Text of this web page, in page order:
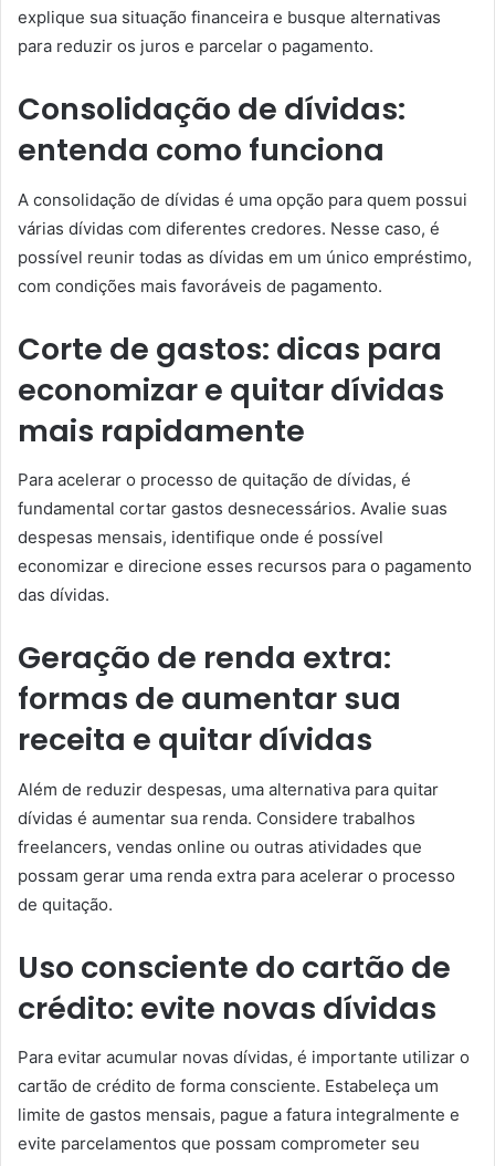
explique sua situação financeira e busque alternativas
para reduzir os juros e parcelar o pagamento.
Consolidação de dívidas:
entenda como funciona
A consolidação de dívidas é uma opção para quem possui
várias dívidas com diferentes credores. Nesse caso, é
possível reunir todas as dívidas em um único empréstimo,
com condições mais favoráveis de pagamento.
Corte de gastos: dicas para
economizar e quitar dívidas
mais rapidamente
Para acelerar o processo de quitação de dívidas, é
fundamental cortar gastos desnecessários. Avalie suas
despesas mensais, identifique onde é possível
economizar e direcione esses recursos para o pagamento
das dívidas.
Geração de renda extra:
formas de aumentar sua
receita e quitar dívidas
Além de reduzir despesas, uma alternativa para quitar
dívidas é aumentar sua renda. Considere trabalhos
freelancers, vendas online ou outras atividades que
possam gerar uma renda extra para acelerar o processo
de quitação.
Uso consciente do cartão de
crédito: evite novas dívidas
Para evitar acumular novas dívidas, é importante utilizar o
cartão de crédito de forma consciente. Estabeleça um
limite de gastos mensais, pague a fatura integralmente e
evite parcelamentos que possam comprometer seu